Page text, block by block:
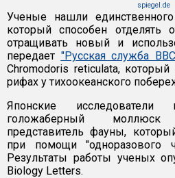
spiegel.de
Ученые нашли
который способен отделять
отращивать новый и
передает "Русская служба
Chromodoris reticulata,
рифах у тихоокеанского
Японские
голожаберный
представитель фауны,
при помощи "одноразового
Результаты работы ученых
Biology Letters.